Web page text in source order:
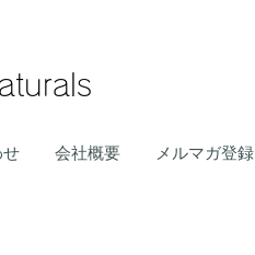
せ 会社概要 メルマガ登録